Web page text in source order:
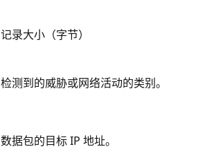
记录大小（字节）
检测到的威胁或网络活动的类别。
数据包的目标 IP 地址。